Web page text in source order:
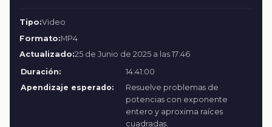
Tipo:Video
Formato:MP4
Actualizado:25 de Junio de 2025 a las 17:46
Duración:
14:41:00
Apendizaje esperado:
Resuelve problemas de
potencias con exponente
entero y aproxima raíces
cuadradas.